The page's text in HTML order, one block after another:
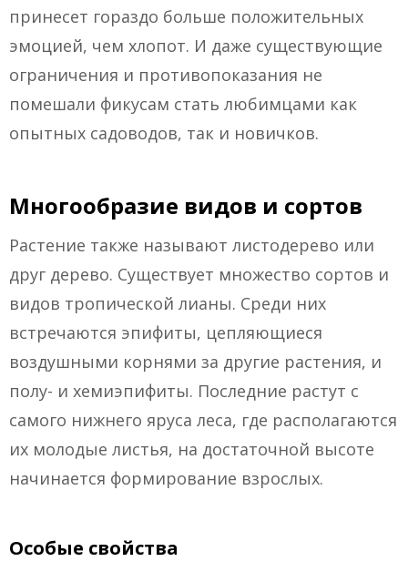
принесет гораздо больше положительных
эмоцией, чем хлопот. И даже существующие
ограничения и противопоказания не
помешали фикусам стать любимцами как
опытных садоводов, так и новичков.
Многообразие видов и сортов
Растение также называют листодерево или
друг дерево. Существует множество сортов и
видов тропической лианы. Среди них
встречаются эпифиты, цепляющиеся
воздушными корнями за другие растения, и
полу- и хемиэпифиты. Последние растут с
самого нижнего яруса леса, где располагаются
их молодые листья, на достаточной высоте
начинается формирование взрослых.
Особые свойства